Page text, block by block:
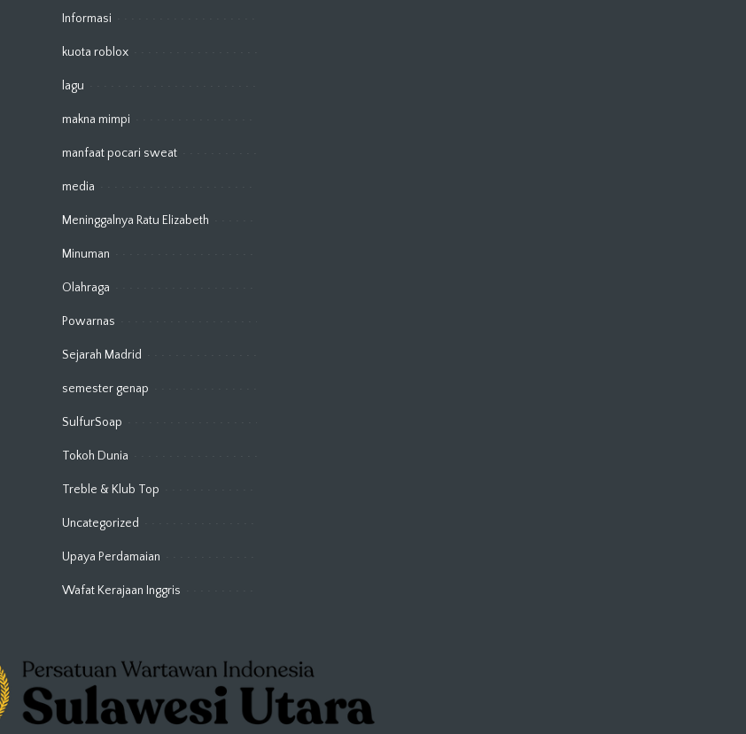
Informasi
kuota roblox
lagu
makna mimpi
manfaat pocari sweat
media
Meninggalnya Ratu Elizabeth
Minuman
Olahraga
Powarnas
Sejarah Madrid
semester genap
SulfurSoap
Tokoh Dunia
Treble & Klub Top
Uncategorized
Upaya Perdamaian
Wafat Kerajaan Inggris